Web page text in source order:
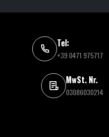
Tel:
+39 0471 975717
MwSt. Nr.
03086030214